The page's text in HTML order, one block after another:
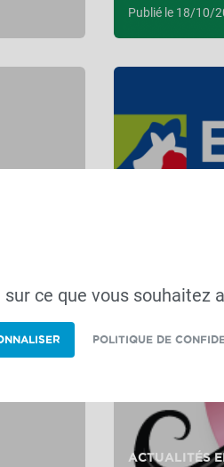
Publié le 18/10/
ACTUALITÉS
ce que vous souhaitez
POLITIQUE DE